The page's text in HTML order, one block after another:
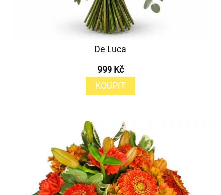
De Luca
999 Kč
KOUPIT